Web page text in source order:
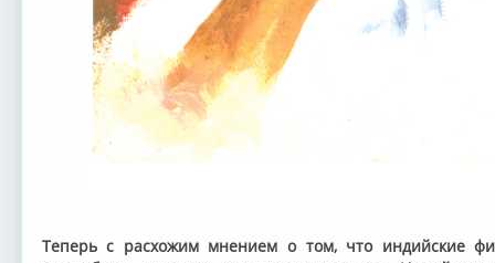
Теперь с расхожим мнением о том, что индийские